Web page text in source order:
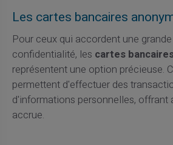
Les cartes bancaires
Pour ceux qui accordent une
confidentialité, les cartes
représentent une option précieuse.
permettent d'effectuer des
d'informations personnelles, offrant
accrue.